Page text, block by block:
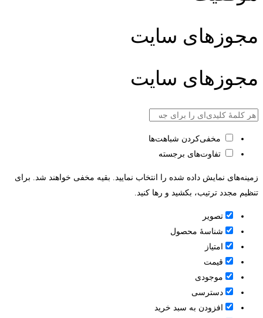
مجوزهای سایت
مجوزهای سایت
مخفی‌کردن شباهت‌ها
تفاوت‌های برجسته
زمینه‌های نمایش داده شده را انتخاب نمایید. بقیه مخفی خواهند شد. برای
تنظیم مجدد ترتیب، بکشید و رها کنید.
تصویر
شناسۀ محصول
امتیاز
قيمت
موجودی
دسترسی
افزودن به سبد خرید